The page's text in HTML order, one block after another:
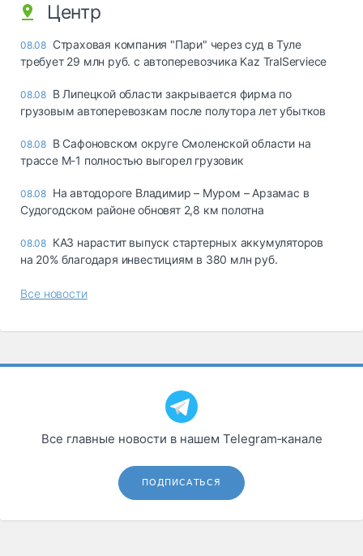
Центр
08.08 Страховая компания "Пари" через суд в Туле
требует 29 млн руб. с автоперевозчика Kaz TralServiece
08.08 В Липецкой области закрывается фирма по
грузовым автоперевозкам после полутора лет убытков
08.08 В Сафоновском округе Смоленской области на
трассе М-1 полностью выгорел грузовик
08.08 На автодороге Владимир – Муром – Арзамас в
Судогодском районе обновят 2,8 км полотна
08.08 КАЗ нарастит выпуск стартерных аккумуляторов
на 20% благодаря инвестициям в 380 млн руб.
Все новости
Все главные новости в нашем Telegram‑канале
ПОДПИСАТЬСЯ